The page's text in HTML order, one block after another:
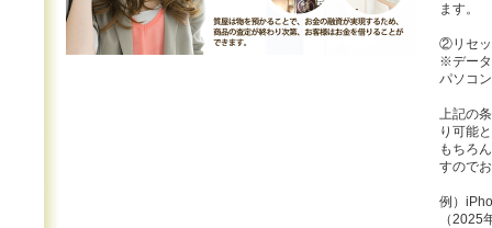
ます。
②リセッ
※データ
パソコ
上記の
り可能
もちろ
すので
例）
（2025